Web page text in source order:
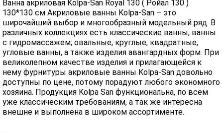
Ванна акриловая Kolpa-San Royal 130 ( Ройал 130 )
130*130 см Акриловые ванны Kolpa-San – это
широчайший выбор и многообразный модельный ряд. В
различных коллекциях есть классические ванны, ванны
с гидромассажем; овальные, круглые, квадратные,
угловые ванны, а также изделия авангардных форм. При
великолепном качестве изделия и прилагающейся к
нему фурнитуры акриловые ванны Kolpa-San довольно
доступны по цене, потому порадуют любого экономного
хозяина. Продукция Kolpa San функциональна, по всем
уже классическим требованиям, а так же интересна
внешне и выполнена в широком ассортименте.